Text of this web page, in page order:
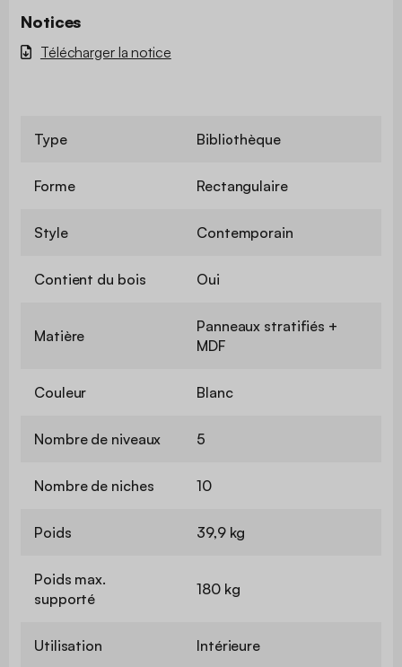
Notices
Télécharger la notice
Type Bibliothèque
Forme Rectangulaire
Style Contemporain
Contient du bois Oui
Matière
Panneaux stratifiés +
MDF
Couleur Blanc
Nombre de niveaux 5
Nombre de niches 10
Poids 39,9 kg
Poids max.
supporté
180 kg
Utilisation Intérieure